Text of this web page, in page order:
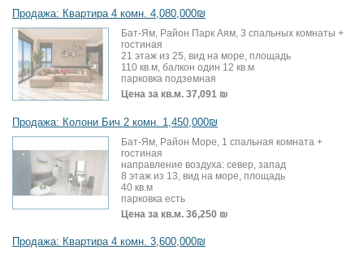
Продажа: Квартира 4 комн. 4,080,000₪
Бат-Ям, Район Парк Аям, 3 спальных комнаты +
гостиная
21 этаж из 25, вид на море, площадь
110 кв.м, балкон один 12 кв.м
парковка подземная
Цена за кв.м. 37,091 ₪
Продажа: Колони Бич 2 комн. 1,450,000₪
Бат-Ям, Район Море, 1 спальная комната +
гостиная
направление воздуха: север, запад
8 этаж из 13, вид на море, площадь
40 кв.м
парковка есть
Цена за кв.м. 36,250 ₪
Продажа: Квартира 4 комн. 3,600,000₪